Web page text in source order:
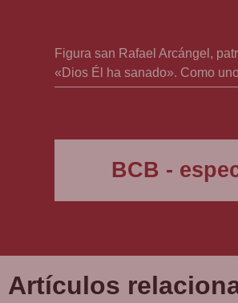
Figura san Rafael Arcángel,
«Dios Él ha sanado». Como
cantimplora. El pez en la otra
BCB -
Artículos